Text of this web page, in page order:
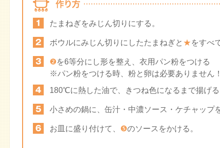
たまねぎをみじん切りにする。
ボウルにみじん切りにしたたまねぎと ★をすべ
❷を6等分にし形を整え、衣用パン粉をつける
※パン粉をつける時、粉と卵は必要ありません
180℃に熱した油で、きつね色になるまで揚げ
小さめの鍋に、缶汁・中濃ソース・ケチャップ
お皿に盛り付けて、 ❺のソースをかける。